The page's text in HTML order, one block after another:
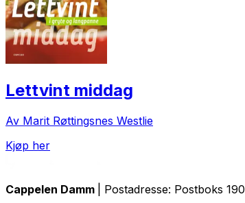
Lettvint middag
Av Marit Røttingsnes Westlie
Kjøp her
Cappelen Damm | Postadresse: Postboks